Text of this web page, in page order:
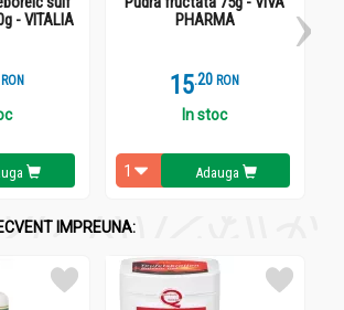
iod 2% 40g - VITALIA
pe pielea din jurul plăgilor.
- VITALIA
RON
PHARMA
15.2 RON
In stoc
Adauga
IMPREUNA: